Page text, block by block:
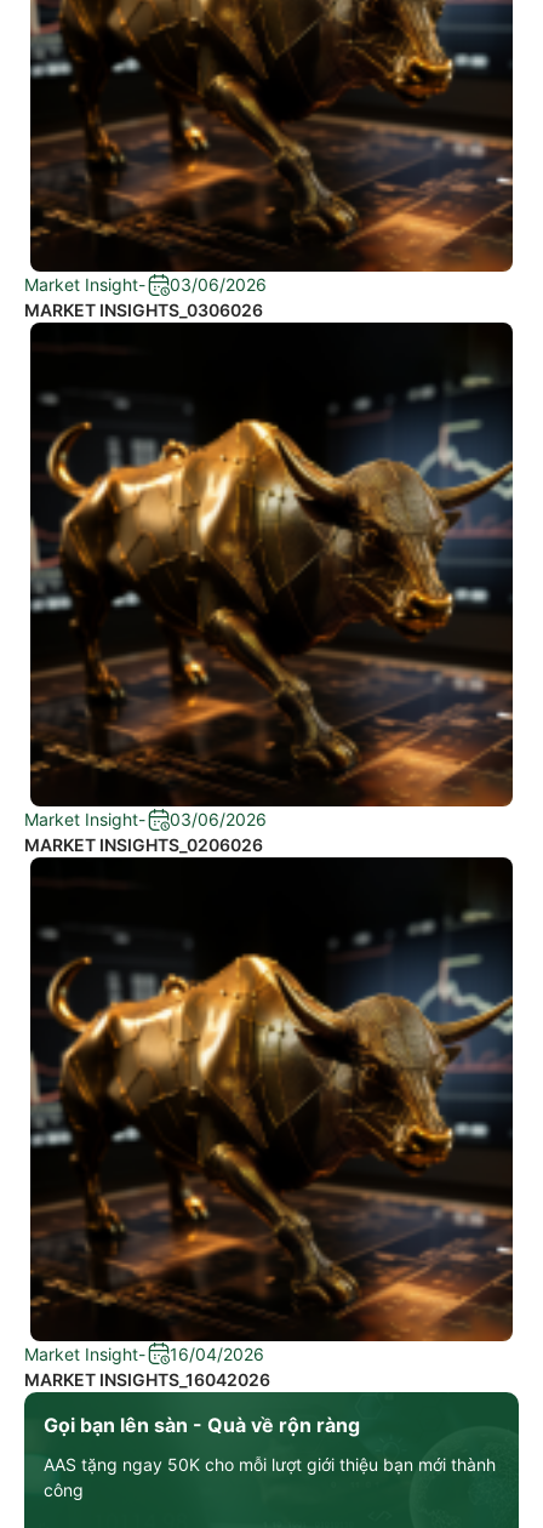
Gọi bạn lên sàn - Quà về rộn ràng
AAS tặng ngay 50K cho mỗi lượt giới thiệu bạn mới thành
công
Market Insight-
03/06/2026
MARKET INSIGHTS_0306026
Market Insight-
03/06/2026
MARKET INSIGHTS_0206026
Market Insight-
16/04/2026
MARKET INSIGHTS_16042026